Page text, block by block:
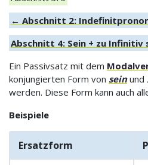
← Abschnitt 2:
Abschnitt 4: Sein + zu
Ein Passivsatz mit dem
konjungierten Form von seinund
werden. Diese Form kann auch
Beispiele
Ersatzform